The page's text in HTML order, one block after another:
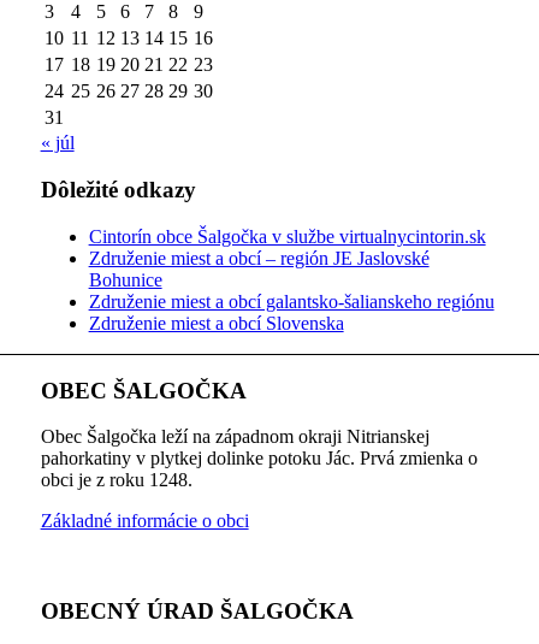
3
4 5 6 7 8
9
10 11 12 13 14 15 16
17 18 19 20 21 22 23
24 25 26 27 28 29 30
31
« júl
Dôležité odkazy
Cintorín obce Šalgočka v službe virtualnycintorin.sk
Združenie miest a obcí – región JE Jaslovské
Bohunice
Združenie miest a obcí galantsko-šalianskeho regiónu
Združenie miest a obcí Slovenska
OBEC ŠALGOČKA
Obec Šalgočka leží na západnom okraji Nitrianskej
pahorkatiny v plytkej dolinke potoku Jác. Prvá zmienka o
obci je z roku 1248.
Základné informácie o obci
OBECNÝ ÚRAD ŠALGOČKA